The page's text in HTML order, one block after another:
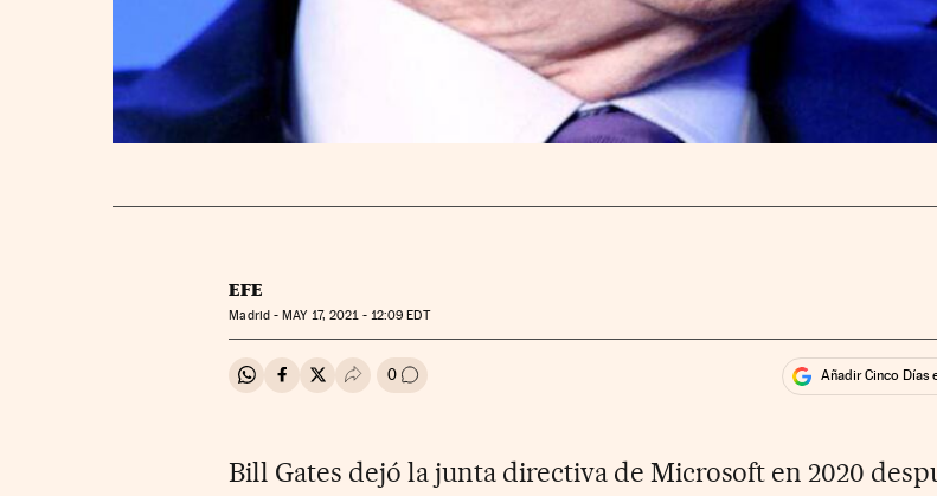
EFE
Madrid -MAY17, 2021 - 12:09 EDT
Compartir en Whatsapp
Compartir en Facebook
Compartir en Twitter
Desplegar Redes Sociales
0 Ir a los comentarios Añadir Cinco Días
Bill Gates dejó la junta directiva de Microsoft en 2020